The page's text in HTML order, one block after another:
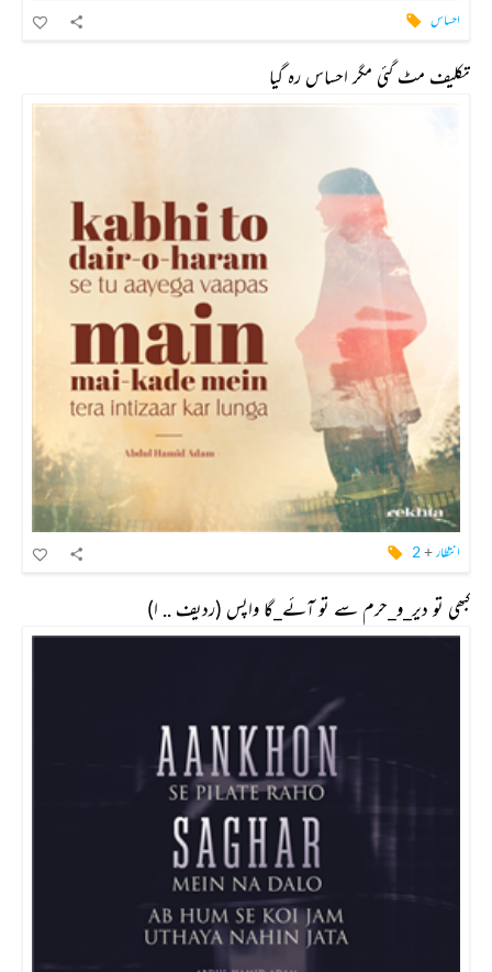
احساس
تکلیف مٹ گئی مگر احساس رہ گیا
انتظار+
2
کبھی تو دیر_و_حرم سے تو آئے_گا واپس (ردیف .. ا)